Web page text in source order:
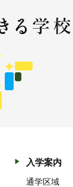
入学案内
通学区域